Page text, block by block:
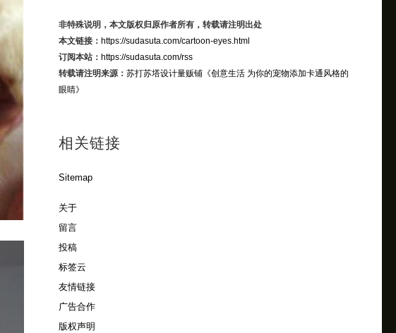
非特殊说明，本文版权归原作者所有，转载请注明出处
本文链接： https://sudasuta.com/cartoon-eyes.html
订阅本站： https://sudasuta.com/rss
转载请注明来源： 苏打苏塔设计量贩铺《创意生活 为你的宠物添加卡通风格的
眼睛》
相关链接
Sitemap
关于
留言
投稿
标签云
友情链接
广告合作
版权声明